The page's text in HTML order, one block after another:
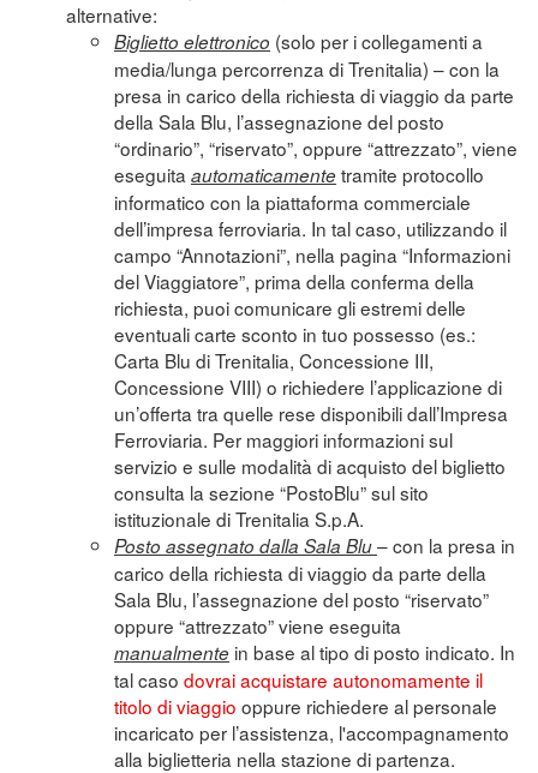
alternative:
Biglietto elettronico (solo per i collegamenti a
media/lunga percorrenza di Trenitalia) – con la
presa in carico della richiesta di viaggio da parte
della Sala Blu, l’assegnazione del posto
“ordinario”, “riservato”, oppure “attrezzato”, viene
eseguita automaticamentetramite protocollo
informatico con la piattaforma commerciale
dell’impresa ferroviaria. In tal caso, utilizzando il
campo “Annotazioni”, nella pagina “Informazioni
del Viaggiatore”, prima della conferma della
richiesta, puoi comunicare gli estremi delle
eventuali carte sconto in tuo possesso (es.:
Carta Blu di Trenitalia, Concessione III,
Concessione VIII) o richiedere l’applicazione di
un’offerta tra quelle rese disponibili dall’Impresa
Ferroviaria. Per maggiori informazioni sul
servizio e sulle modalità di acquisto del biglietto
consulta la sezione “PostoBlu” sul sito
istituzionale di Trenitalia S.p.A.
Posto assegnato dalla Sala Blu– con la presa in
carico della richiesta di viaggio da parte della
Sala Blu, l’assegnazione del posto “riservato”
oppure “attrezzato” viene eseguita
manualmente in base al tipo di posto indicato. In
tal caso dovrai acquistare autonomamente il
titolo di viaggio oppure richiedere al personale
incaricato per l’assistenza, l'accompagnamento
alla biglietteria nella stazione di partenza.